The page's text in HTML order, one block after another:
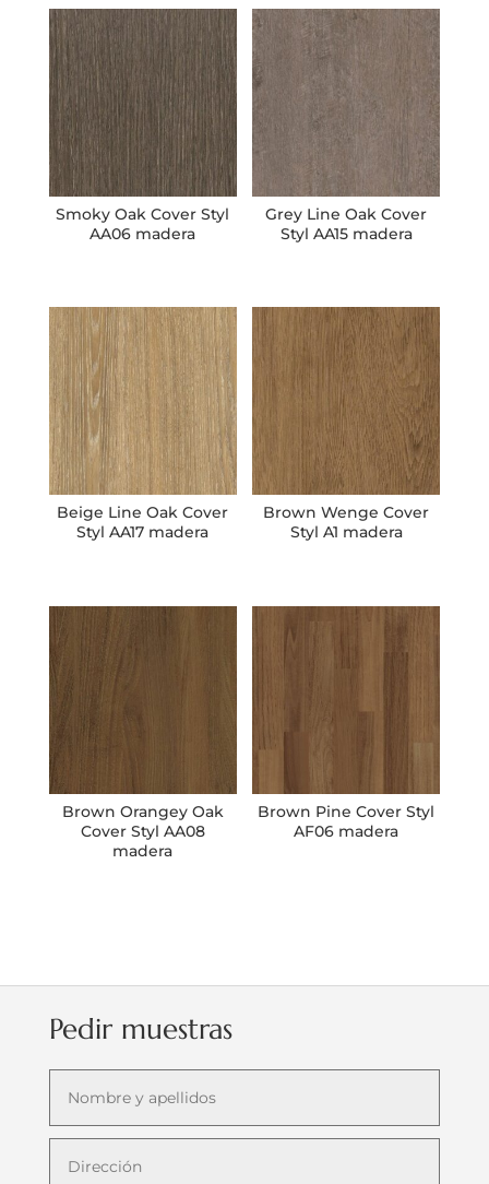
Smoky Oak Cover Styl
AA06 madera
Grey Line Oak Cover
Styl AA15 madera
Beige Line Oak Cover
Styl AA17 madera
Brown Wenge Cover
Styl A1 madera
Brown Orangey Oak
Cover Styl AA08
madera
Brown Pine Cover Styl
AF06 madera
Pedir muestras